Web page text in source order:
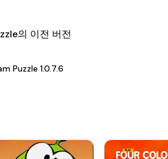
의 이전 버전
Puzzle 1.0.7.6